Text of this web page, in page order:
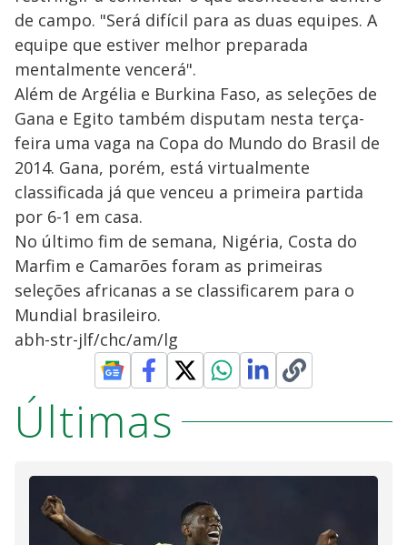
de campo. "Será difícil para as duas equipes. A
equipe que estiver melhor preparada
mentalmente vencerá".
Além de Argélia e Burkina Faso, as seleções de
Gana e Egito também disputam nesta terça-
feira uma vaga na Copa do Mundo do Brasil de
2014. Gana, porém, está virtualmente
classificada já que venceu a primeira partida
por 6-1 em casa.
No último fim de semana, Nigéria, Costa do
Marfim e Camarões foram as primeiras
seleções africanas a se classificarem para o
Mundial brasileiro.
abh-str-jlf/chc/am/lg
Últimas